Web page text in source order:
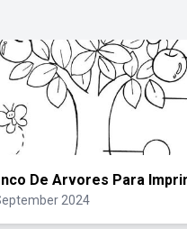
De Arvores Para
2024